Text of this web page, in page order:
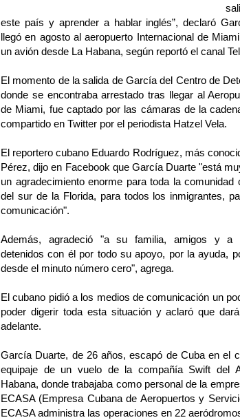
este país y aprender a hablar inglés”, declaró
llegó en agosto al aeropuerto Internacional de
un avión desde La Habana, según reportó el canal
El momento de la salida de García del Centro de
donde se encontraba arrestado tras llegar al
de Miami, fue captado por las cámaras de la
compartido en Twitter por el periodista Hatzel Vela.
El reportero cubano Eduardo Rodríguez, más
Pérez, dijo en Facebook que García Duarte "está
un agradecimiento enorme para toda la comunidad
del sur de la Florida, para todos los inmigrantes,
comunicación".
Además, agradeció "a su familia, amigos y a
detenidos con él por todo su apoyo, por la ayuda,
desde el minuto número cero", agrega.
El cubano pidió a los medios de comunicación un
poder digerir toda esta situación y aclaró que
adelante.
García Duarte, de 26 años, escapó de Cuba en el
equipaje de un vuelo de la compañía Swift del
Habana, donde trabajaba como personal de la
ECASA (Empresa Cubana de Aeropuertos y
ECASA administra las operaciones en 22